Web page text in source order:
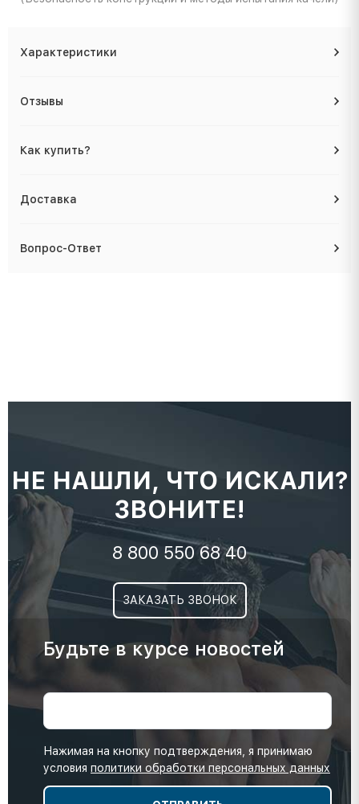
Характеристики
Отзывы
Как купить?
Доставка
Вопрос-Ответ
НЕ НАШЛИ, ЧТО ИСКАЛИ?
ЗВОНИТЕ!
8 800 550 68 40
ЗАКАЗАТЬ ЗВОНОК
Будьте в курсе новостей
Нажимая на кнопку подтверждения, я принимаю
условия политики обработки персональных данных